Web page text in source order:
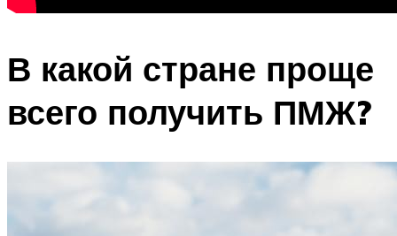
В какой стране проще
всего получить ПМЖ?